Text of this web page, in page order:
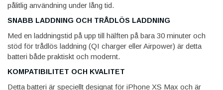
pålitlig användning under lång tid.
SNABB LADDNING OCH TRÅDLÖS LADDNING
Med en laddningstid på upp till hälften på bara 30 minuter och
stöd för trådlös laddning (QI charger eller Airpower) är detta
batteri både praktiskt och modernt.
KOMPATIBILITET OCH KVALITET
Detta batteri är speciellt designat för iPhone XS Max och är